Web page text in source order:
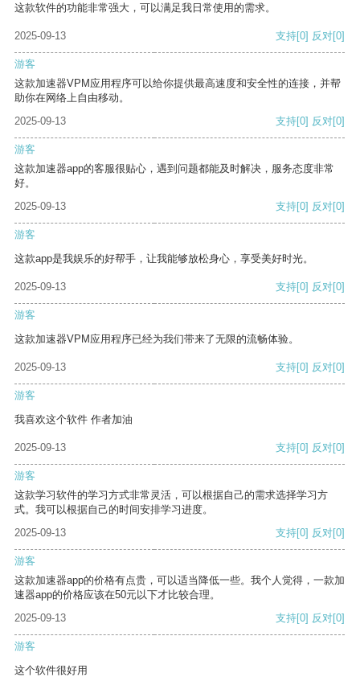
这款软件的功能非常强大，可以满足我日常使用的需求。
2025-09-13 支持[0] 反对[0]
游客
这款加速器VPM应用程序可以给你提供最高速度和安全性的连接，并帮
助你在网络上自由移动。
2025-09-13
支持[0] 反对[0]
游客
这款加速器app的客服很贴心，遇到问题都能及时解决，服务态度非常
好。
2025-09-13
支持[0] 反对[0]
游客
这款app是我娱乐的好帮手，让我能够放松身心，享受美好时光。
2025-09-13 支持[0] 反对[0]
游客
这款加速器VPM应用程序已经为我们带来了无限的流畅体验。
2025-09-13 支持[0] 反对[0]
游客
我喜欢这个软件 作者加油
2025-09-13 支持[0] 反对[0]
游客
这款学习软件的学习方式非常灵活，可以根据自己的需求选择学习方
式。我可以根据自己的时间安排学习进度。
2025-09-13
支持[0] 反对[0]
游客
这款加速器app的价格有点贵，可以适当降低一些。我个人觉得，一款加
速器app的价格应该在50元以下才比较合理。
2025-09-13
支持[0] 反对[0]
游客
这个软件很好用